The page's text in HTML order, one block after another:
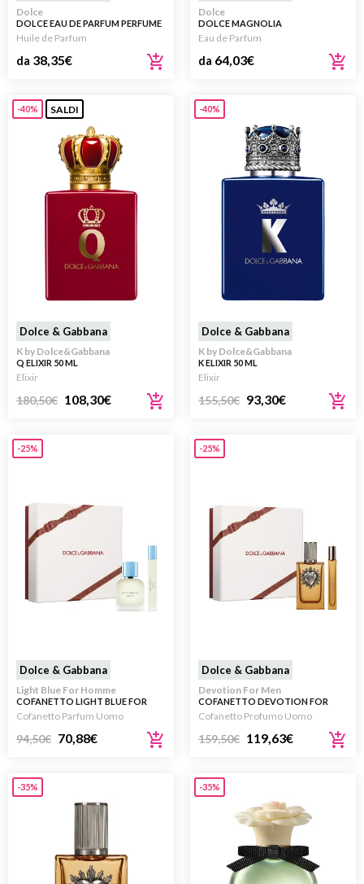
Dolce
DOLCE EAU DE PARFUM PERFUME
GEL
Huile de Parfum
da 38,35€
Dolce
DOLCE MAGNOLIA
Eau de Parfum
da 64,03€
-40% SALDI
Dolce & Gabbana
K by Dolce&Gabbana
Q ELIXIR 50 ML
Elixir
180,50€ 108,30€
-40%
Dolce & Gabbana
K by Dolce&Gabbana
K ELIXIR 50 ML
Elixir
155,50€ 93,30€
-25%
Dolce & Gabbana
Light Blue For Homme
COFANETTO LIGHT BLUE FOR
HOMME 50ML + 10ML
Cofanetto Parfum Uomo
94,50€ 70,88€
-25%
Dolce & Gabbana
Devotion For Men
COFANETTO DEVOTION FOR
MEN PARFUM 100ML + 10ML
Cofanetto Profumo Uomo
159,50€ 119,63€
-35% -35%